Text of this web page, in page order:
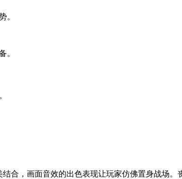
。
。
合，画面音效的出色表现让玩家仿佛置身战场